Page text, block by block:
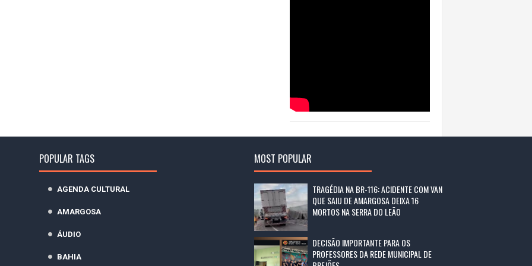
POPULAR TAGS
AGENDA CULTURAL
AMARGOSA
ÁUDIO
BAHIA
MOST POPULAR
TRAGÉDIA NA BR-116: ACIDENTE COM VAN
QUE SAIU DE AMARGOSA DEIXA 16
MORTOS NA SERRA DO LEÃO
DECISÃO IMPORTANTE PARA OS
PROFESSORES DA REDE MUNICIPAL DE